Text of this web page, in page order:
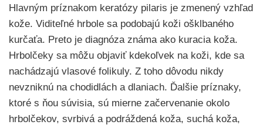
Hlavným príznakom keratózy pilaris je zmenený vzhľad
kože. Viditeľné hrbole sa podobajú koži ošklbaného
kurčaťa. Preto je diagnóza známa ako kuracia koža.
Hrbolčeky sa môžu objaviť kdekoľvek na koži, kde sa
nachádzajú vlasové folikuly. Z toho dôvodu nikdy
nevzniknú na chodidlách a dlaniach. Ďalšie príznaky,
ktoré s ňou súvisia, sú mierne začervenanie okolo
hrbolčekov, svrbivá a podráždená koža, suchá koža,